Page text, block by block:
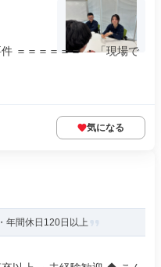
＝＝＝＝＝＝ ・「現場で
気になる
年間休日120日以上